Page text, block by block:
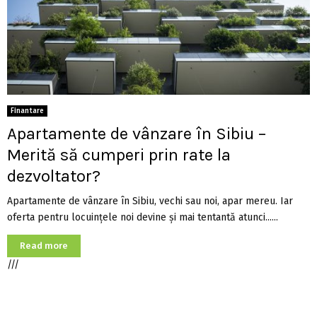
Finantare
Apartamente de vânzare în Sibiu –
Merită să cumperi prin rate la
dezvoltator?
Apartamente de vânzare în Sibiu, vechi sau noi, apar mereu. Iar
oferta pentru locuințele noi devine și mai tentantă atunci......
Read more
///